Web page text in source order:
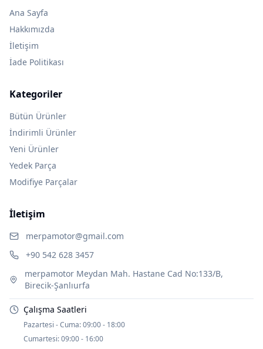
Ana Sayfa
Hakkımızda
İletişim
İade Politikası
Kategoriler
Bütün Ürünler
İndirimli Ürünler
Yeni Ürünler
Yedek Parça
Modifiye Parçalar
İletişim
merpamotor@gmail.com
+90 542 628 3457
merpamotor Meydan Mah. Hastane Cad No:133/B,
Birecik-Şanlıurfa
Çalışma Saatleri
Pazartesi - Cuma:09:00 - 18:00
Cumartesi:09:00 - 16:00